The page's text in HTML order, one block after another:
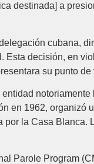
destinada] a
cubana,
decisión, en
su punto
en 1962, organizó
la Casa
Parole Program